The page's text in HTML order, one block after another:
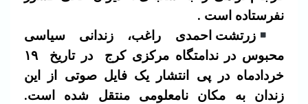
نفرستاده است .
زرتشت احمدی راغب، زندانی سیاسی
محبوس در ندامتگاه مرکزی کرج
در تاریخ
۱۹
خردادماه در پی انتشار یک فایل صوتی از این
زندان به مکان نامعلومی منتقل شده است.